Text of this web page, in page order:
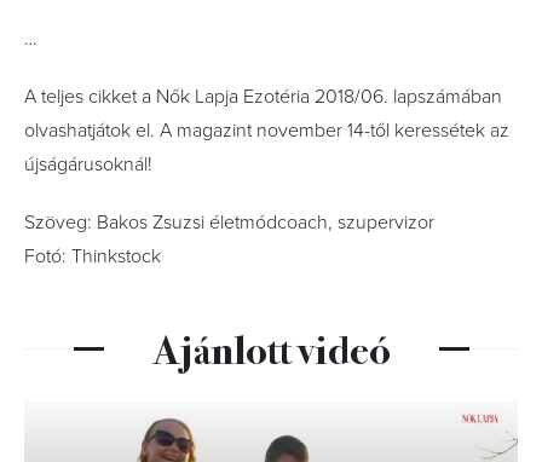
…
A teljes cikket a Nők Lapja Ezotéria 2018/06. lapszámában
olvashatjátok el. A magazint november 14-től keressétek az
újságárusoknál!
Szöveg: Bakos Zsuzsi életmódcoach, szupervizor
Fotó: Thinkstock
Ajánlott videó